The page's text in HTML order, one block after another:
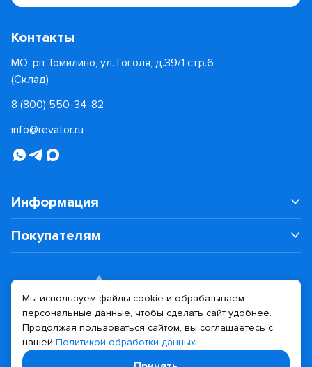
Контакты
МО, рп Томилино, ул. Гоголя, д.39/1 стр.6
(Склад)
8 (800) 550-34-82
info@revator.ru
Информация
Покупателям
Дизайн сайта Разработка сайта
Мы используем файлы cookie и обрабатываем
персональные данные, чтобы сделать сайт удобнее.
Продолжая пользоваться сайтом, вы соглашаетесь с
нашей Политикой обработки данных